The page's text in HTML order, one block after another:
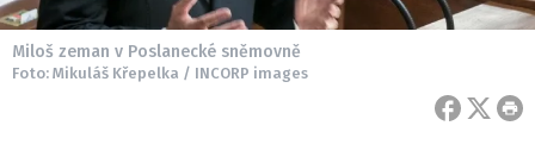
Miloš zeman v Poslanecké sněmovně
Foto: Mikuláš Křepelka / INCORP images